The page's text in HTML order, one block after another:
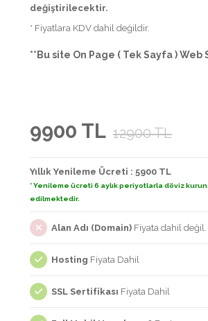
değiştirilecektir.
* Fiyatlara KDV dahil değildir.
**Bu site On Page ( Tek Sayfa ) Web
9900 TL 12900 TL
Yıllık Yenileme Ücreti : 5900 TL
* Yenileme ücreti 6 aylık periyotlarla döviz
edilmektedir.
Alan Adı (Domain) Fiyata dahil değil.
Hosting Fiyata Dahil
SSL Sertifikası Fiyata Dahil